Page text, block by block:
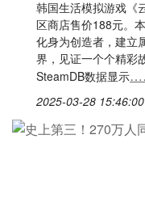
韩国生活模拟游戏《
区商店售价188元。
化身为创造者，建立
界，见证一个个精彩
SteamDB数据显示
2025-03-28 15:46:00